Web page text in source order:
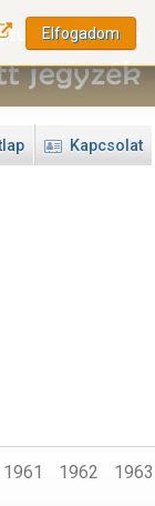
Kapcsolat
Elfogadom
1961 1962 1963